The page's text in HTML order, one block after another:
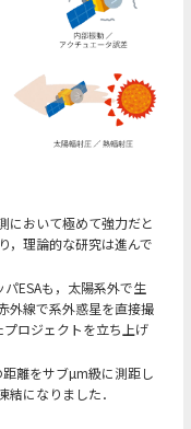
において極めて強力だと
，理論的な研究は進んで
ESAも，太陽系外で生
外線で系外惑星を直接撮
ロジェクトを立ち上げ
離をサブµm級に測距し
になりました．